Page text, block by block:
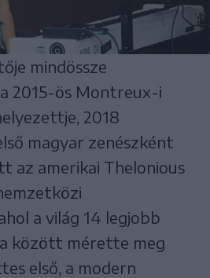
mindössze
2015-ös Montreux-i
2018
magyar zenészként
az amerikai Thelonious
a világ 14 legjobb
között mérette meg
első, a modern